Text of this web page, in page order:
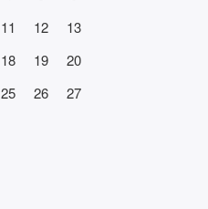
11 12
13
18 19
20
25 26
27